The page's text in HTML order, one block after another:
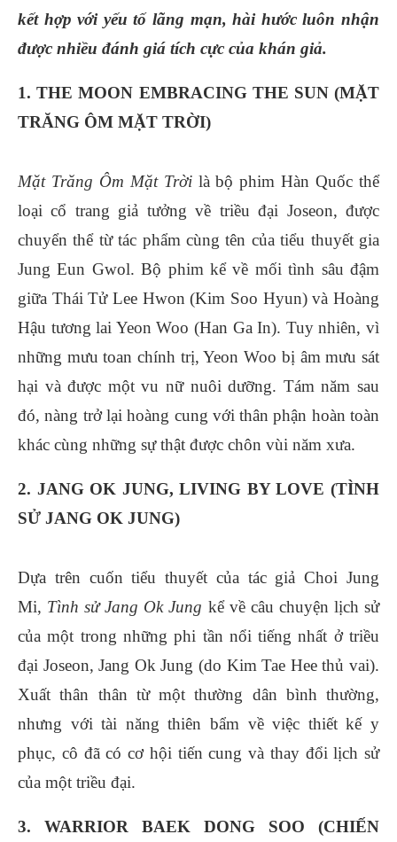
kết hợp với yếu tố lãng mạn, hài hước luôn nhận
được nhiều đánh giá tích cực của khán giả.
1. THE MOON EMBRACING THE SUN (MẶT
TRĂNG ÔM MẶT TRỜI)
Mặt Trăng Ôm Mặt Trời là bộ phim Hàn Quốc thể
loại cổ trang giả tưởng về triều đại Joseon, được
chuyển thể từ tác phẩm cùng tên của tiểu thuyết gia
Jung Eun Gwol. Bộ phim kể về mối tình sâu đậm
giữa Thái Tử Lee Hwon (Kim Soo Hyun) và Hoàng
Hậu tương lai Yeon Woo (Han Ga In). Tuy nhiên, vì
những mưu toan chính trị, Yeon Woo bị âm mưu sát
hại và được một vu nữ nuôi dưỡng. Tám năm sau
đó, nàng trở lại hoàng cung với thân phận hoàn toàn
khác cùng những sự thật được chôn vùi năm xưa.
2. JANG OK JUNG, LIVING BY LOVE (TÌNH
SỬ JANG OK JUNG)
Dựa trên cuốn tiểu thuyết của tác giả Choi Jung
Mi, Tình sử Jang Ok Jung kể về câu chuyện lịch sử
của một trong những phi tần nổi tiếng nhất ở triều
đại Joseon, Jang Ok Jung (do Kim Tae Hee thủ vai).
Xuất thân thân từ một thường dân bình thường,
nhưng với tài năng thiên bẩm về việc thiết kế y
phục, cô đã có cơ hội tiến cung và thay đổi lịch sử
của một triều đại.
3. WARRIOR BAEK DONG SOO (CHIẾN